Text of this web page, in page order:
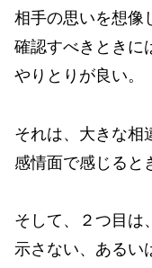
相手の思いを想像
確認すべきときに
やりとりが良い。
それは、大きな相
感情面で感じると
そして、２つ目は
示さない、あるい